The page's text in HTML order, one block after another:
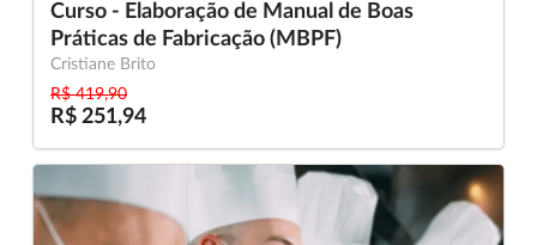
Curso - Elaboração de Manual de Boas
Práticas de Fabricação (MBPF)
Cristiane Brito
R$ 419,90
R$ 251,94